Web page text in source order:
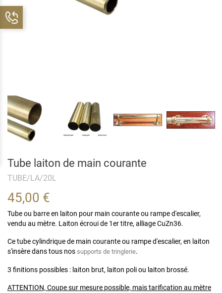
Tube laiton de main courante
TUBE/LA/20L
45,00 €
Tube ou barre en laiton pour main courante ou rampe d'escalier,
vendu au mètre. Laiton écroui de 1er titre, alliage CuZn36.
Ce tube cylindrique de main courante ou rampe d'escalier, en laiton
s'insère dans tous nos supports de tringlerie.
3 finitions possibles : laiton brut, laiton poli ou laiton brossé.
ATTENTION, Coupe sur mesure possible, mais tarification au mètre